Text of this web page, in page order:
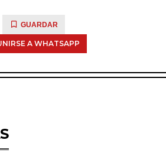
GUARDAR
A WHATSAPP